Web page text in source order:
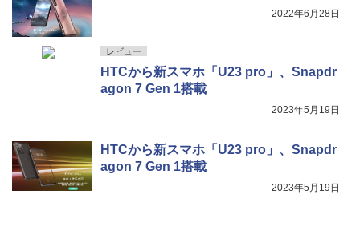
2022年6月28日
レビュー
HTCから新スマホ「U23 pro」、Snapdr
agon 7 Gen 1搭載
2023年5月19日
HTCから新スマホ「U23 pro」、Snapdr
agon 7 Gen 1搭載
2023年5月19日